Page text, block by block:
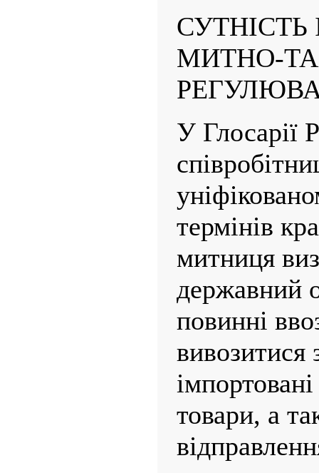
СУТНІСТЬ
МИТНО-
У Глосарії
термінів
митниця
державний
повинні
вивозитися
товари, а